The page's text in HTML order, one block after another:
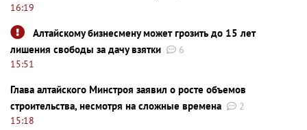
16:19
Алтайскому бизнесмену может грозить до 15 лет
лишения свободы за дачу взятки
6
15:51
Глава алтайского Минстроя заявил о росте объемов
строительства, несмотря на сложные времена
2
15:18